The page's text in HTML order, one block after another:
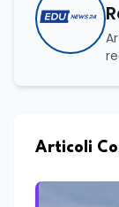
Articoli